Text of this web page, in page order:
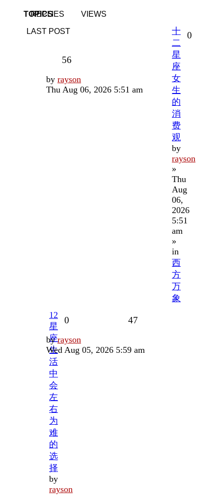
TOPICS
REPLIES VIEWS
LAST POST
十
二
星
座
女
生
的
消
费
观
by
rayson
»
Thu
Aug
06,
2026
5:51
am
»
in
西
方
万
象
0
56
Last
post
by rayson
Thu Aug 06, 2026 5:51 am
12
星
座
生
活
中
会
左
右
为
难
的
选
择
by
rayson
0 47
Last
post
byrayson
Wed Aug 05, 2026 5:59 am